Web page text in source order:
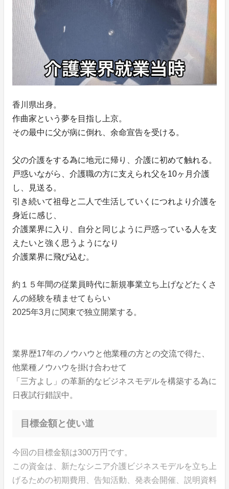
香川県出身。
作曲家という夢を目指し上京。
その最中に父が病に倒れ、余命宣告を受ける。
父の介護をする為に地元に帰り、介護に初めて触れる。
戸惑いながら、介護職の方に支えられ父を10ヶ月介護
し、見送る。
引き続いて祖母と二人で生活していくにつれより介護を
身近に感じ、
介護業界に入り、自分と同じように戸惑っている人を支
えたいと強く思うようになり
介護業界に飛び込む。
約１５年間の従業員時代に新規事業立ち上げなどたくさ
んの経験を積ませてもらい
2025年3月に関東で独立開業する。
業界歴17年のノウハウと他業種の方との交流で得た、
他業種ノウハウを掛け合わせて
「三方よし」の革新的なビジネスモデルを構築する為に
日夜試行錯誤中。
目標金額と使い道
今回の目標金額は300万円です。
この資金は、新たなシニア介護ビジネスモデルを立ち上
げるための初期費用、告知活動、発表会開催、説明資料